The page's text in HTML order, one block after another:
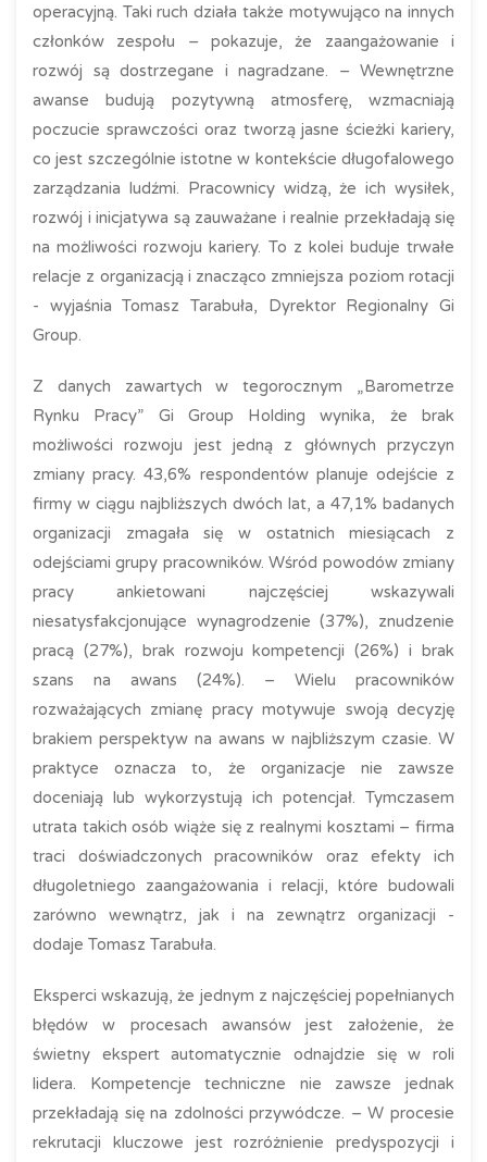
operacyjną. Taki ruch działa także motywująco na innych
członków zespołu – pokazuje, że zaangażowanie i
rozwój są dostrzegane i nagradzane. – Wewnętrzne
awanse budują pozytywną atmosferę, wzmacniają
poczucie sprawczości oraz tworzą jasne ścieżki kariery,
co jest szczególnie istotne w kontekście długofalowego
zarządzania ludźmi. Pracownicy widzą, że ich wysiłek,
rozwój i inicjatywa są zauważane i realnie przekładają się
na możliwości rozwoju kariery. To z kolei buduje trwałe
relacje z organizacją i znacząco zmniejsza poziom rotacji
- wyjaśnia Tomasz Tarabuła, Dyrektor Regionalny Gi
Group.
Z danych zawartych w tegorocznym „Barometrze
Rynku Pracy” Gi Group Holding wynika, że brak
możliwości rozwoju jest jedną z głównych przyczyn
zmiany pracy. 43,6% respondentów planuje odejście z
firmy w ciągu najbliższych dwóch lat, a 47,1% badanych
organizacji zmagała się w ostatnich miesiącach z
odejściami grupy pracowników. Wśród powodów zmiany
pracy ankietowani najczęściej wskazywali
niesatysfakcjonujące wynagrodzenie (37%), znudzenie
pracą (27%), brak rozwoju kompetencji (26%) i brak
szans na awans (24%). – Wielu pracowników
rozważających zmianę pracy motywuje swoją decyzję
brakiem perspektyw na awans w najbliższym czasie. W
praktyce oznacza to, że organizacje nie zawsze
doceniają lub wykorzystują ich potencjał. Tymczasem
utrata takich osób wiąże się z realnymi kosztami – firma
traci doświadczonych pracowników oraz efekty ich
długoletniego zaangażowania i relacji, które budowali
zarówno wewnątrz, jak i na zewnątrz organizacji -
dodaje Tomasz Tarabuła.
Eksperci wskazują, że jednym z najczęściej popełnianych
błędów w procesach awansów jest założenie, że
świetny ekspert automatycznie odnajdzie się w roli
lidera. Kompetencje techniczne nie zawsze jednak
przekładają się na zdolności przywódcze. – W procesie
rekrutacji kluczowe jest rozróżnienie predyspozycji i